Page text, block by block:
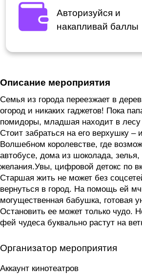
Авторизуйся и
накапливай баллы
Описание мероприятия
Семья из города переезжает в
огород и никаких гаджетов! Пока
помидоры, младшая находит в лесу
Стоит забраться на его верхушку –
Волшебном королевстве, где
автобусе, дома из шоколада,
желания.Увы, цифровой детокс по
Старшая жить не может без
вернуться в город. На помощь ей
могущественная бабушка, готовая
Остановить ее может только чудо.
фей чудеса буквально растут на
Организатор мероприятия
Аккаунт кинотеатров